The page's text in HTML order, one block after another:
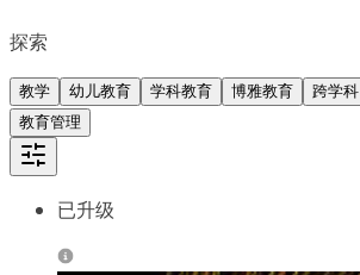
探索
教学 幼儿教育 学科教育 博雅教育 跨学科
教育管理
已升级